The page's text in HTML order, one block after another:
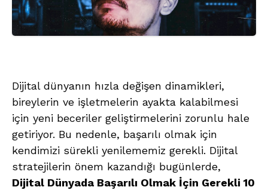
Dijital dünyanın hızla değişen dinamikleri,
bireylerin ve işletmelerin ayakta kalabilmesi
için yeni beceriler geliştirmelerini zorunlu hale
getiriyor. Bu nedenle, başarılı olmak için
kendimizi sürekli yenilememiz gerekli. Dijital
stratejilerin önem kazandığı bugünlerde,
Dijital Dünyada Başarılı Olmak İçin Gerekli 10